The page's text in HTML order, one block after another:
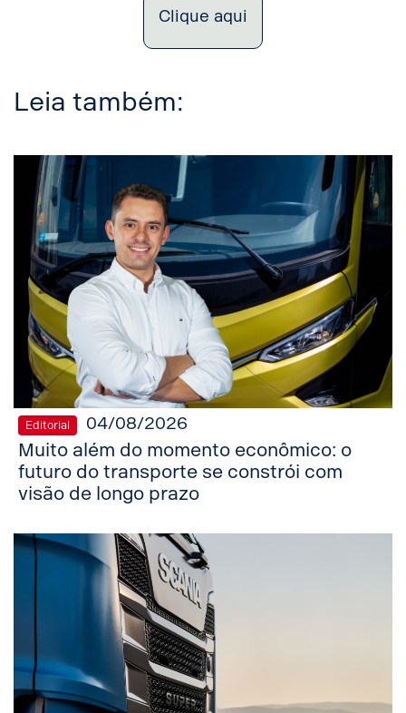
Clique aqui
Leia também:
Editorial 04/08/2026
Muito além do momento econômico: o
futuro do transporte se constrói com
visão de longo prazo